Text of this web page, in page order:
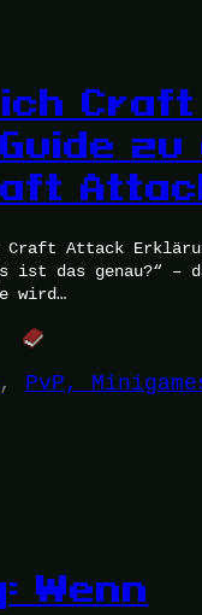
zu
Craft Attack
ist das genau?“ –
wird…
, PvP,
Wenn